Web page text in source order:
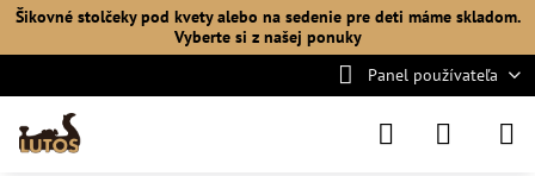
Šikovné stolčeky pod kvety alebo na sedenie pre deti máme skladom.
Vyberte si z našej ponuky
Panel používateľa